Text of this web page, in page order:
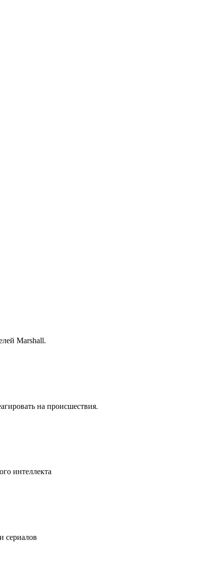
Marshall.
на происшествия.
интеллекта
сериалов